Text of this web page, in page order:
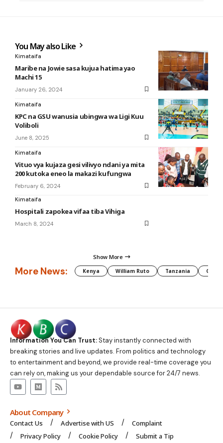
You May also Like
Kimataifa
Maribe na Jowie sasa kujua hatima yao
Machi 15
January 26, 2024
Kimataifa
KPC na GSU wanusia ubingwa wa Ligi Kuu
Voliboli
June 8, 2025
Kimataifa
Vituo vya kujaza gesi vilivyo ndani ya mita
200 kutoka eneo la makazi kufungwa
February 6, 2024
Kimataifa
Hospitali zapokea vifaa tiba Vihiga
March 8, 2024
Show More
More News: Kenya William Ruto Tanzania CAF
Information You Can Trust:Stay instantly connected with
breaking stories and live updates. From politics and technology
to entertainment and beyond, we provide real-time coverage you
can rely on, making us your dependable source for 24/7 news.
About Company
Contact Us Advertise with US
Complaint
Privacy Policy
Cookie Policy Submit a Tip